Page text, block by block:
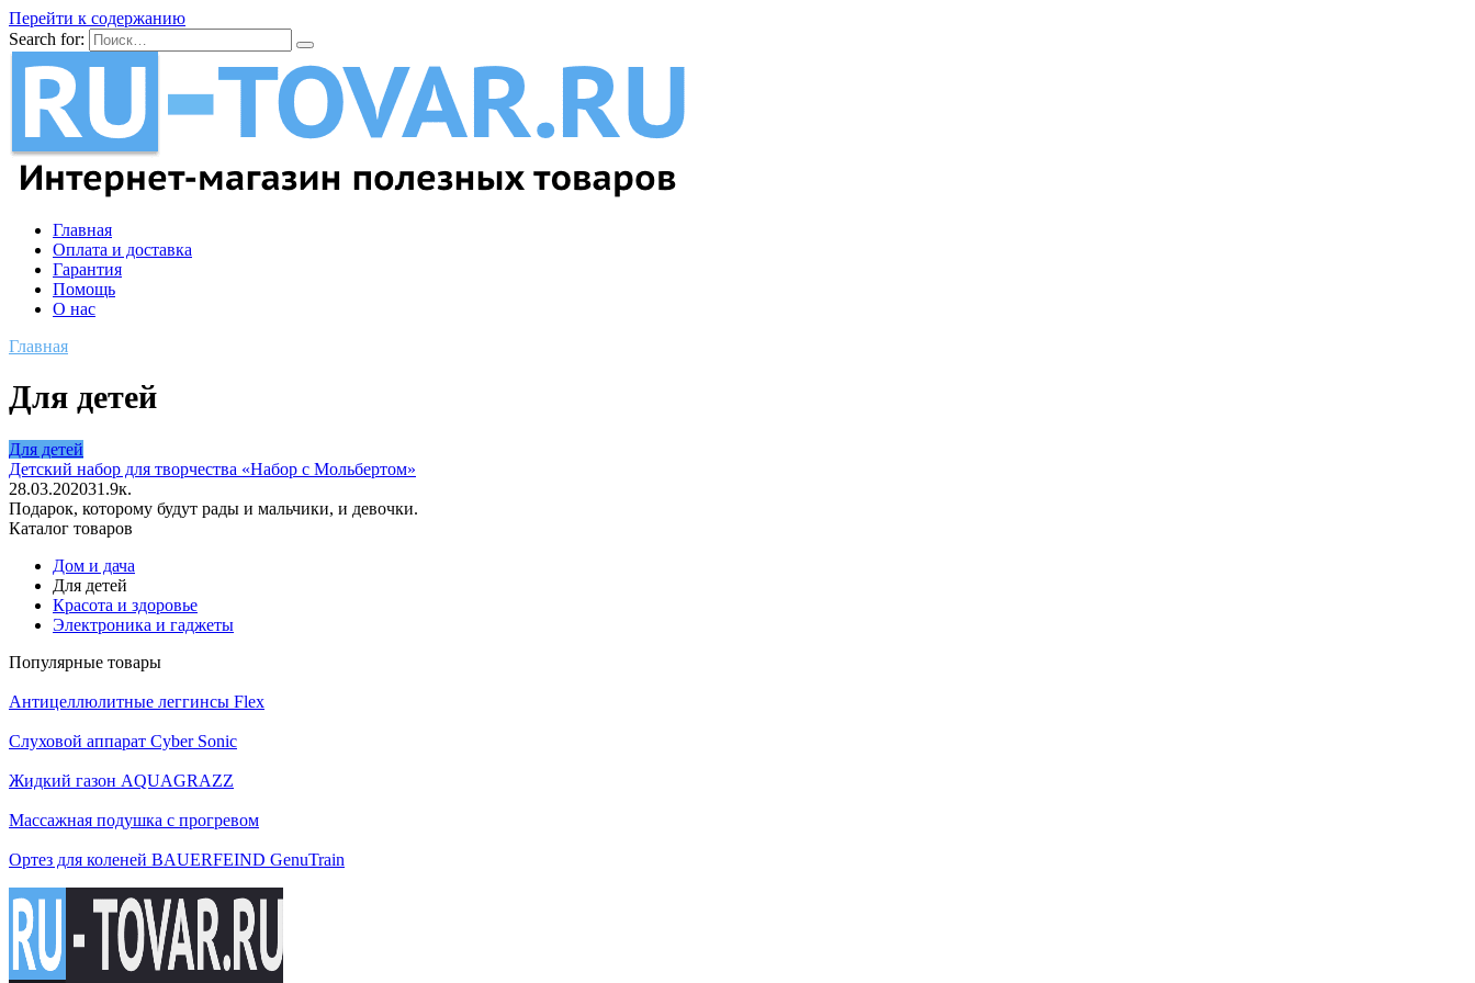
Перейти к содержанию
Search for:
Главная
Оплата и доставка
Гарантия
Помощь
О нас
Главная
Для детей
Для детей
Детский набор для творчества «Набор с Мольбертом»
28.03.202031.9к.
Подарок, которому будут рады и мальчики, и девочки.
Каталог товаров
Дом и дача
Для детей
Красота и здоровье
Электроника и гаджеты
Популярные товары
Антицеллюлитные леггинсы Flex
Слуховой аппарат Cyber Sonic
Жидкий газон AQUAGRAZZ
Массажная подушка с прогревом
Ортез для коленей BAUERFEIND GenuTrain